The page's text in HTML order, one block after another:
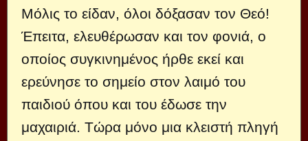
Μόλις το είδαν, όλοι δόξασαν τον Θεό!
Έπειτα, ελευθέρωσαν και τον φονιά, ο
οποίος συγκινημένος ήρθε εκεί και
ερεύνησε το σημείο στον λαιμό του
παιδιού όπου και του έδωσε την
μαχαιριά. Τώρα μόνο μια κλειστή πληγή